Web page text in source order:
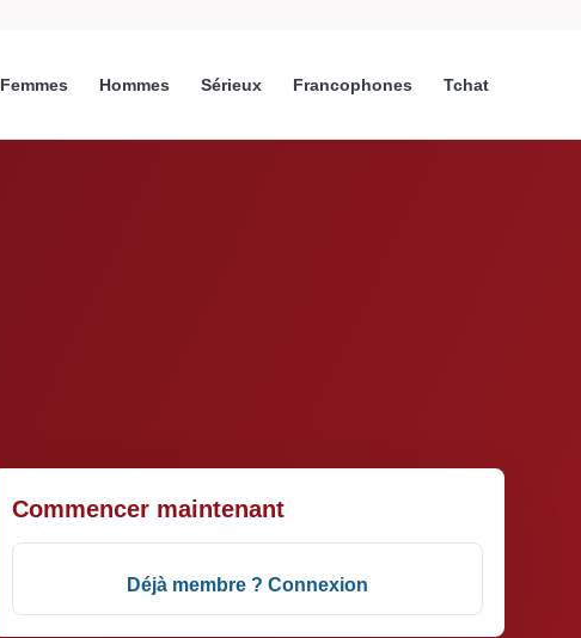
Femmes Hommes Sérieux Francophones Tchat
Commencer maintenant
Déjà membre ? Connexion